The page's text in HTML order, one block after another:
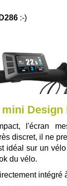
:-)
Design
l'écran
discret, il ne
idéal sur un
du vélo.
intégré